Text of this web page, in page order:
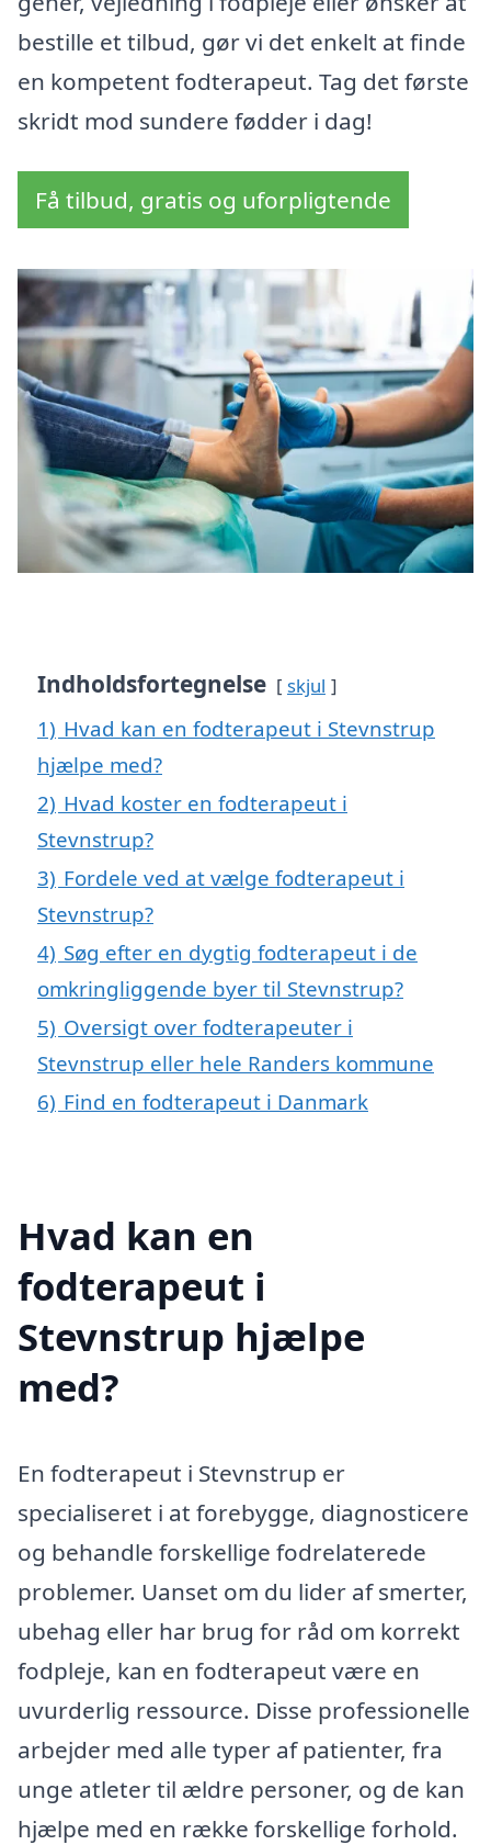
bestille et tilbud, gør vi det enkelt at finde
en kompetent fodterapeut. Tag det første
skridt mod sundere fødder i dag!
Få tilbud, gratis og uforpligtende
Indholdsfortegnelse skjul
1) Hvad kan en fodterapeut i Stevnstrup
hjælpe med?
2) Hvad koster en fodterapeut i
Stevnstrup?
3) Fordele ved at vælge fodterapeut i
Stevnstrup?
4) Søg efter en dygtig fodterapeut i de
omkringliggende byer til Stevnstrup?
5) Oversigt over fodterapeuter i
Stevnstrup eller hele Randers kommune
6) Find en fodterapeut i Danmark
Hvad kan en
fodterapeut i
Stevnstrup hjælpe
med?
En fodterapeut i Stevnstrup er
specialiseret i at forebygge, diagnosticere
og behandle forskellige fodrelaterede
problemer. Uanset om du lider af smerter,
ubehag eller har brug for råd om korrekt
fodpleje, kan en fodterapeut være en
uvurderlig ressource. Disse professionelle
arbejder med alle typer af patienter, fra
unge atleter til ældre personer, og de kan
hjælpe med en række forskellige forhold.